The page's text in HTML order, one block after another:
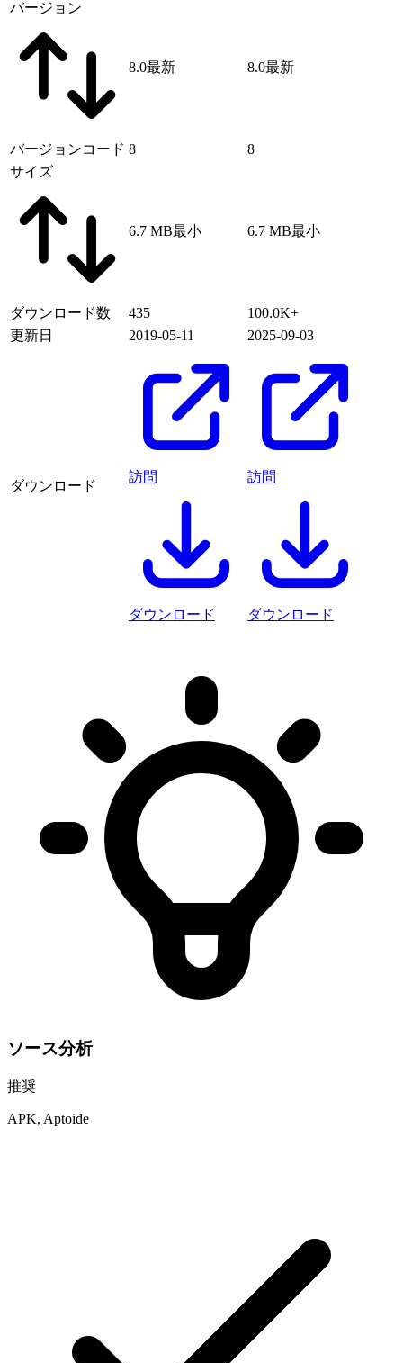
バージョン
8.0最新 8.0最新
バージョンコード 8
8
サイズ
6.7 MB最小 6.7 MB最小
ダウンロード数 435
100.0K+
更新日
2019-05-11 2025-09-03
ダウンロード
訪問
ダウンロード
訪問
ダウンロード
ソース分析
推奨
APK, Aptoide